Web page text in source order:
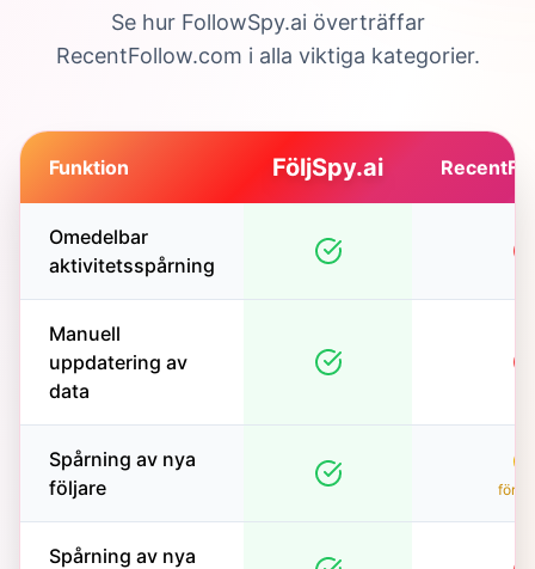
Se hur FollowSpy.ai överträffar
RecentFollow.com i alla viktiga kategorier.
Funktion FöljSpy.ai
Omedelbar
aktivitetsspårning
Manuell
uppdatering av
data
Spårning av nya
följare
Spårning av nya